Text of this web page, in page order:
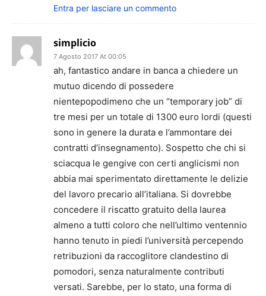
Entra per lasciare un commento
simplicio
7 Agosto 2017 At 00:05
ah, fantastico andare in banca a chiedere un
mutuo dicendo di possedere
nientepopodimeno che un “temporary job” di
tre mesi per un totale di 1300 euro lordi (questi
sono in genere la durata e l’ammontare dei
contratti d’insegnamento). Sospetto che chi si
sciacqua le gengive con certi anglicismi non
abbia mai sperimentato direttamente le delizie
del lavoro precario all’italiana. Si dovrebbe
concedere il riscatto gratuito della laurea
almeno a tutti coloro che nell’ultimo ventennio
hanno tenuto in piedi l’università percependo
retribuzioni da raccoglitore clandestino di
pomodori, senza naturalmente contributi
versati. Sarebbe, per lo stato, una forma di